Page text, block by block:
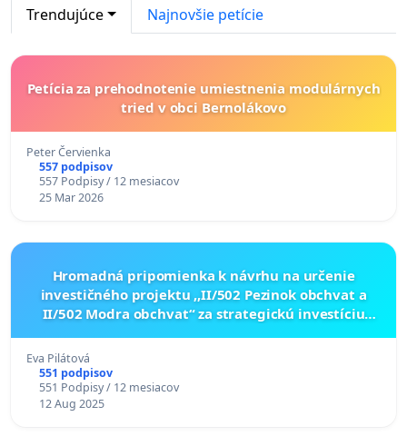
Trendujúce Najnovšie petície
Petícia za prehodnotenie umiestnenia modulárnych
tried v obci Bernolákovo
Peter Červienka
557 podpisov
557 Podpisy / 12 mesiacov
25 Mar 2026
Hromadná pripomienka k návrhu na určenie
investičného projektu ,,II/502 Pezinok obchvat a
II/502 Modra obchvat“ za strategickú investíciu
Eva Pilátová
551 podpisov
551 Podpisy / 12 mesiacov
12 Aug 2025